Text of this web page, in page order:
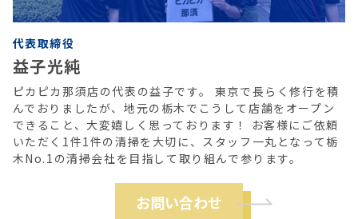
代表取締役
益子光純
ピカピカ那須店の代表の益子です。 東京で長らく修行を積
んでおりましたが、地元の栃木でこうして店舗をオープン
できること、大変嬉しく思っております！ お客様にご依頼
いただく1件1件の清掃を大切に、スタッフ一丸となって栃
木No.1の清掃会社を目指して取り組んで参ります。
お問い合わせ